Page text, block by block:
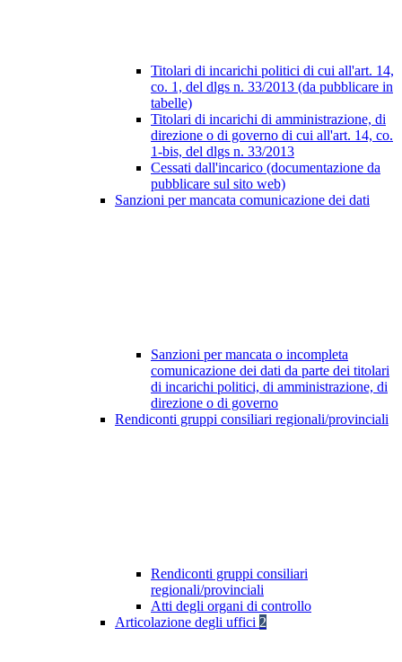
Titolari di incarichi politici di cui all'art. 14,
co. 1, del dlgs n. 33/2013 (da pubblicare in
tabelle)
Titolari di incarichi di amministrazione, di
direzione o di governo di cui all'art. 14, co.
1-bis, del dlgs n. 33/2013
Cessati dall'incarico (documentazione da
pubblicare sul sito web)
Sanzioni per mancata comunicazione dei dati
Sanzioni per mancata o incompleta
comunicazione dei dati da parte dei titolari
di incarichi politici, di amministrazione, di
direzione o di governo
Rendiconti gruppi consiliari regionali/provinciali
Rendiconti gruppi consiliari
regionali/provinciali
Atti degli organi di controllo
Articolazione degli uffici 2